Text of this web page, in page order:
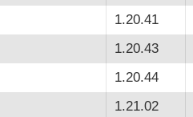
1.20.41
1.20.43
1.20.44
1.21.02